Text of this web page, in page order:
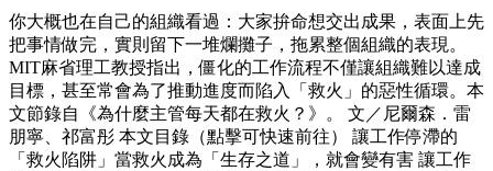
你大概也在自己的組織看過：大家拚命想交出成果，表面上先
把事情做完，實則留下一堆爛攤子，拖累整個組織的表現。
MIT麻省理工教授指出，僵化的工作流程不僅讓組織難以達成
目標，甚至常會為了推動進度而陷入「救火」的惡性循環。本
文節錄自《為什麼主管每天都在救火？》。 文／尼爾森．雷
朋寧、祁富彤 本文目錄（點擊可快速前往） 讓工作停滯的
「救火陷阱」當救火成為「生存之道」，就會變有害 讓工作